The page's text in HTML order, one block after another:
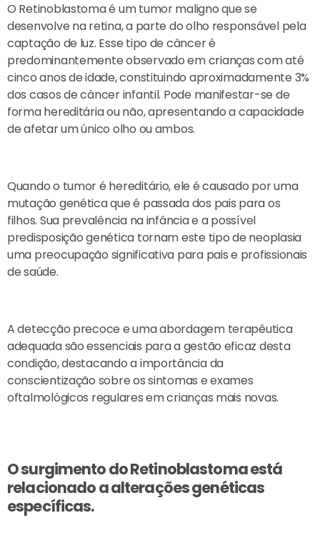
O Retinoblastoma é um tumor maligno que se
desenvolve na retina, a parte do olho responsável pela
captação de luz. Esse tipo de câncer é
predominantemente observado em crianças com até
cinco anos de idade, constituindo aproximadamente 3%
dos casos de câncer infantil. Pode manifestar-se de
forma hereditária ou não, apresentando a capacidade
de afetar um único olho ou ambos.
Quando o tumor é hereditário, ele é causado por uma
mutação genética que é passada dos pais para os
filhos. Sua prevalência na infância e a possível
predisposição genética tornam este tipo de neoplasia
uma preocupação significativa para pais e profissionais
de saúde.
A detecção precoce e uma abordagem terapêutica
adequada são essenciais para a gestão eficaz desta
condição, destacando a importância da
conscientização sobre os sintomas e exames
oftalmológicos regulares em crianças mais novas.
O surgimento do Retinoblastoma está
relacionado a alterações genéticas
específicas.